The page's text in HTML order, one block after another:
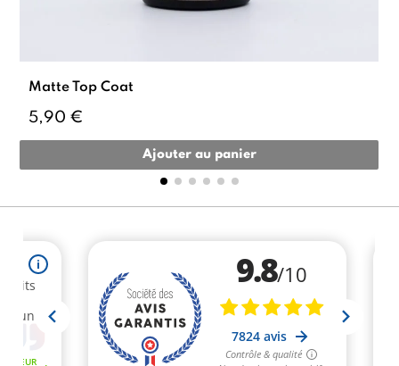
Matte Top Coat
5,90 €
Ajouter au panier